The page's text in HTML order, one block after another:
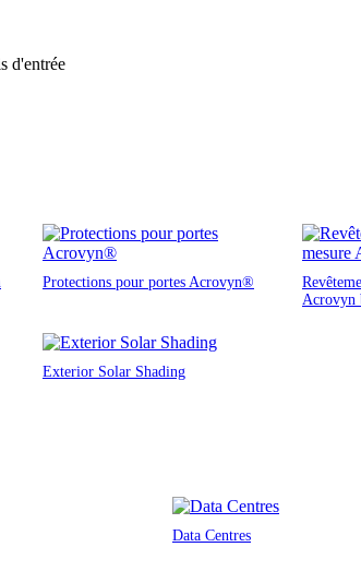
d'entrée
Protections pour portes Acrovyn®
Acrovyn
Exterior Solar Shading
Data Centres